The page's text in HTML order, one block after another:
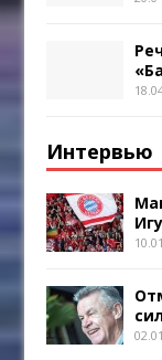
Интервью